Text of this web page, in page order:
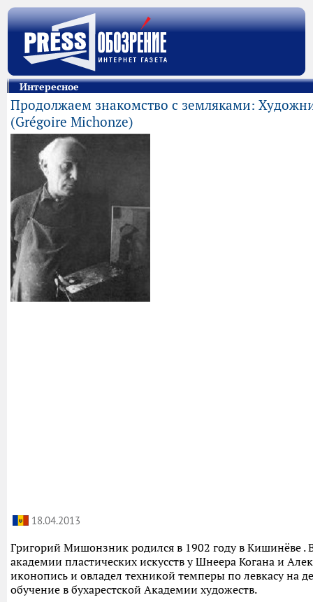
Интересное
Продолжаем знакомство с земляками:
(Grégoire Michonze)
18.04.2013
Григорий Мишонзник родился в 1902 году в Кишинёве .
академии пластических искусств у Шнеера Когана и
иконопись и овладел техникой темперы по левкасу на
обучение в бухарестской Академии художеств.